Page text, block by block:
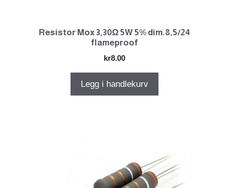
Resistor Mox 3,30Ω 5W 5% dim.8,5/24
flameproof
kr8.00
Legg i handlekurv